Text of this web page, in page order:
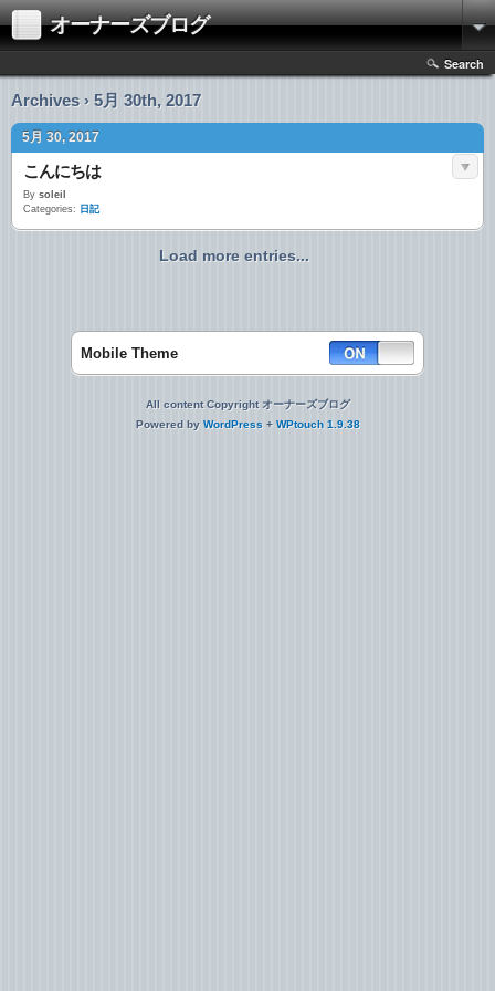
オーナーズブログ
Search
Archives › 5月 30th, 2017
5月 30, 2017
こんにちは
By soleil
Categories: 日記
Load more entries...
Mobile Theme
All content Copyright オーナーズブログ
Powered by WordPress + WPtouch 1.9.38